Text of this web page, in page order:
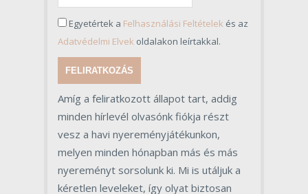
Egyetértek a Felhasználási Feltételek és az
Adatvédelmi Elvek oldalakon leírtakkal.
FELIRATKOZÁS
Amíg a feliratkozott állapot tart, addig
minden hírlevél olvasónk fiókja részt
vesz a havi nyereményjátékunkon,
melyen minden hónapban más és más
nyereményt sorsolunk ki. Mi is utáljuk a
kéretlen leveleket, így olyat biztosan